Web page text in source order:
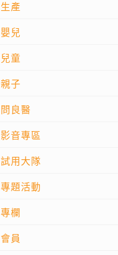
生產
嬰兒
兒童
親子
問良醫
影音專區
試用大隊
專題活動
專欄
會員